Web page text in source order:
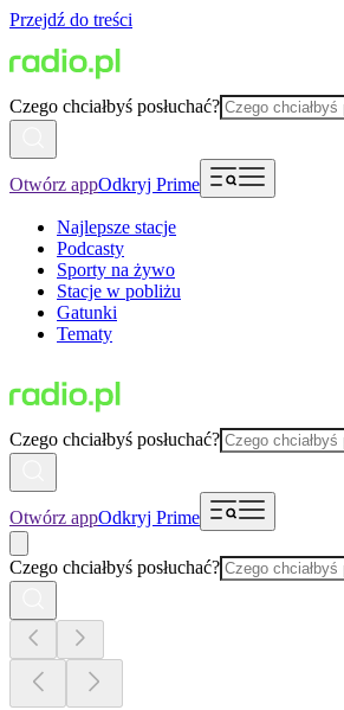
Przejdź do treści
Czego chciałbyś posłuchać?
Otwórz appOdkryj Prime
Najlepsze stacje
Podcasty
Sporty na żywo
Stacje w pobliżu
Gatunki
Tematy
Czego chciałbyś posłuchać?
Otwórz appOdkryj Prime
Czego chciałbyś posłuchać?